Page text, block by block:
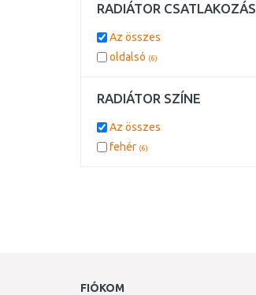
RADIÁTOR CSATLAKOZÁS
Az összes
oldalsó (6)
RADIÁTOR SZÍNE
Az összes
fehér (6)
FIÓKOM